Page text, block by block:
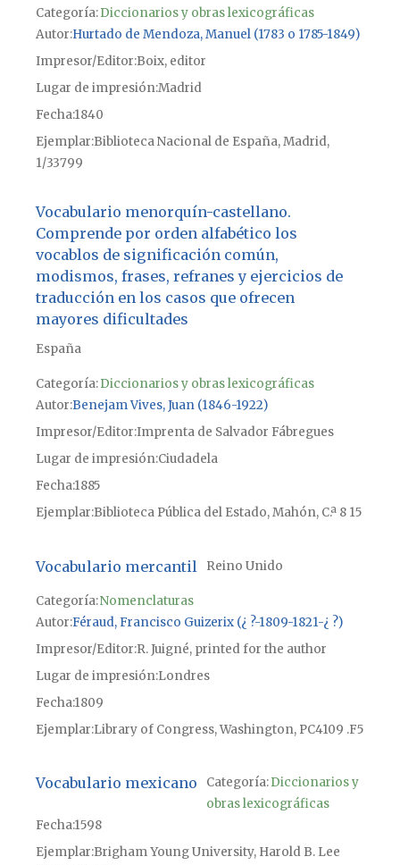
Categoría:Diccionarios y obras lexicográficas
Autor Hurtado de Mendoza, Manuel (1783 o 1785-1849)
Impresor/Editor Boix, editor
Lugar de impresiónMadrid
Fecha1840
Ejemplar Biblioteca Nacional de España, Madrid,
1/33799
Vocabulario menorquín-castellano.
Comprende por orden alfabético los
vocablos de significación común,
modismos, frases, refranes y ejercicios de
traducción en los casos que ofrecen
mayores dificultades
España
Categoría:Diccionarios y obras lexicográficas
Autor Benejam Vives, Juan (1846-1922)
Impresor/Editor Imprenta de Salvador Fábregues
Lugar de impresiónCiudadela
Fecha1885
Ejemplar Biblioteca Pública del Estado, Mahón, C.ª 8 15
Vocabulario mercantil Reino Unido
Categoría:Nomenclaturas
Autor Féraud, Francisco Guizerix (¿ ?-1809-1821-¿ ?)
Impresor/Editor R. Juigné, printed for the author
Lugar de impresiónLondres
Fecha1809
Ejemplar Library of Congress, Washington, PC4109 .F5
Vocabulario mexicano Categoría:Diccionarios y
obras lexicográficas
Fecha1598
Ejemplar Brigham Young University, Harold B. Lee